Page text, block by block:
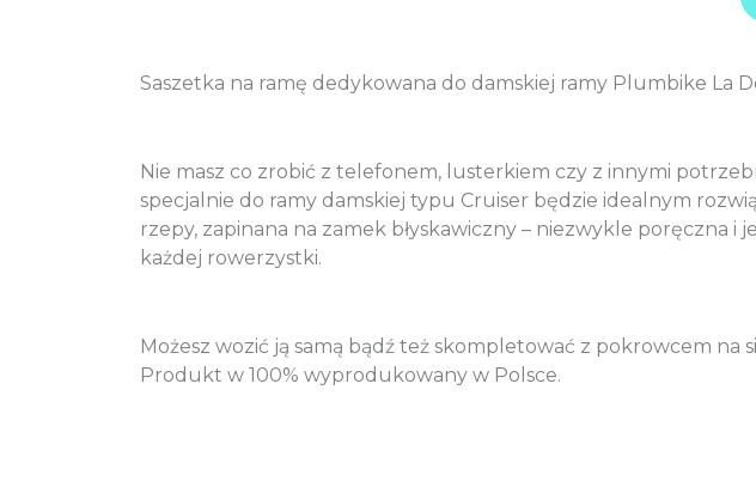
Saszetka na ramę dedykowana do damskiej ramy Plumbike La
Nie masz co zrobić z telefonem, lusterkiem czy z innymi
specjalnie do ramy damskiej typu Cruiser będzie idealnym
rzepy, zapinana na zamek błyskawiczny – niezwykle poręczna
każdej rowerzystki.
Możesz wozić ją samą bądź też skompletować z pokrowcem na
Produkt w 100% wyprodukowany w Polsce.